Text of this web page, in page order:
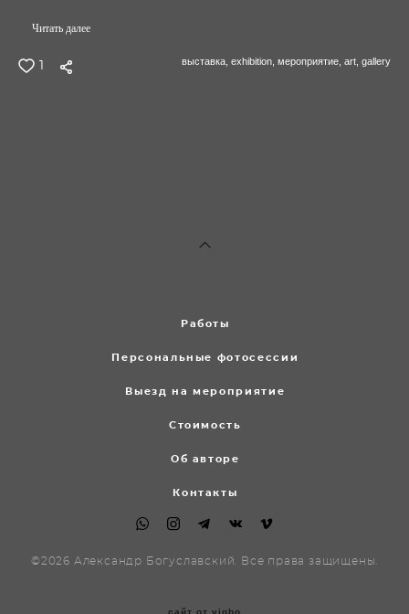
Читать далее
выставка, exhibition, мероприятие, art, gallery
Работы
Персональные фотосессии
Выезд на мероприятие
Стоимость
Об авторе
Контакты
©2026 Александр Богуславский. Все права защищены.
сайт от vigbo